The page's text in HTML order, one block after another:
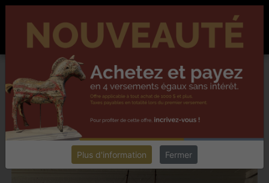
Chester collectionneur antiquités
Plus d'information Fermer
DENIS DUSSEAULT,
LAVALTRIE
INTÉGRER UN ARTÉFACT DANS VOTRE DÉCOR